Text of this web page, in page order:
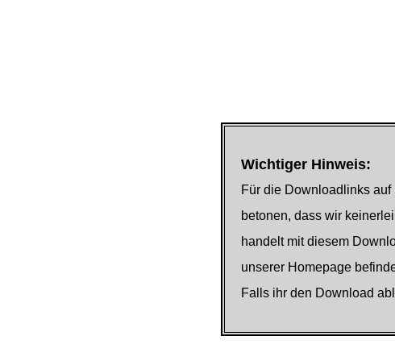
Wichtiger Hinweis:
Für die Downloadlinks
betonen, dass wir
handelt mit diesem
unserer Homepage
Falls ihr den Download